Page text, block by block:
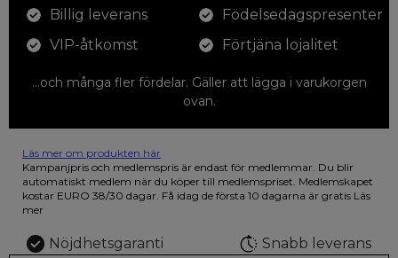
Billig leverans
VIP-åtkomst
Födelsedagspresenter
Förtjäna lojalitet
...och många fler fördelar. Gäller att lägga i varukorgen
ovan.
Läs mer om produkten här
12 färgpennor som du kan färglägga dina teckningar med. På
illustrationen på den vackra askan finns fjärilar i vilda fluorescerande
färger.
Kampanjpris och medlemspris är endast för medlemmar. Du blir
automatiskt medlem när du köper till medlemspriset. Medlemskapet
kostar EURO 38/30 dagar. Få idag de första 10 dagarna är gratis Läs
mer
Nöjdhetsgaranti Snabb leverans